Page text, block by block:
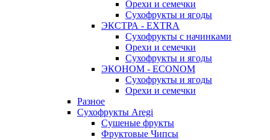
Орехи и семечки
Сухофрукты и ягоды
ЭКСТРА - EXTRA
Сухофрукты с начинками
Орехи и семечки
Сухофрукты и ягоды
ЭКОНОМ - ECONOM
Сухофрукты и ягоды
Орехи и семечки
Разное
Сухофрукты Aregi
Сушеные фрукты
Фруктовые Чипсы